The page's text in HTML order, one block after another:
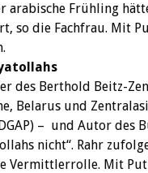
arabische Frühling
so die Fachfrau. Mit
des Berthold Beitz-
Belarus und
– und Autor des
nicht“. Rahr
Vermittlerrolle. Mit